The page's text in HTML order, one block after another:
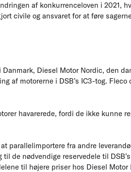
af konkurrenceloven i 2021,
civile og ansvaret for at føre
Diesel Motor Nordic, den
af motorerne i DSB’s IC3-tog. Fleco
havarerede, fordi de ikke kunne
parallelimportere fra andre
de nødvendige reservedele til
til højere priser hos Diesel